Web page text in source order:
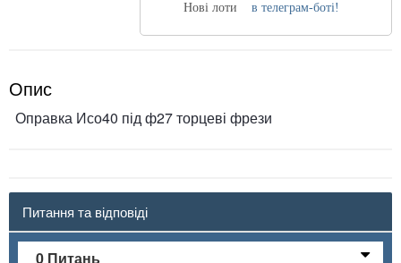
Нові лоти
в телеграм-боті!
Опис
Оправка Исо40 під ф27 торцеві фрези
Питання та відповіді
0 Питань